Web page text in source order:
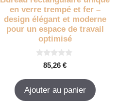
en verre trempé et fer –
design élégant et moderne
pour un espace de travail
optimisé
5
85,26€
Ajouter au panier